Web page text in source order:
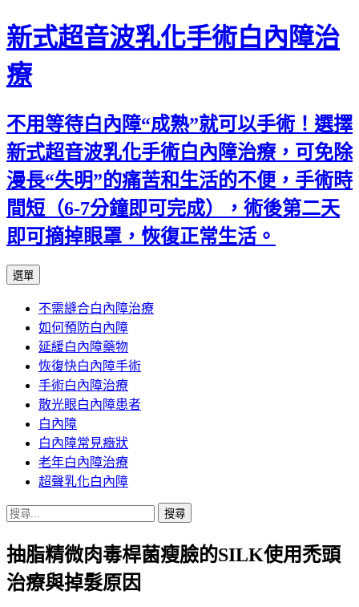
新式超音波乳化手術白內障治
療
不用等待白內障“成熟”就可以手術！選擇
新式超音波乳化手術白內障治療，可免除
漫長“失明”的痛苦和生活的不便，手術時
間短（6-7分鐘即可完成），術後第二天
即可摘掉眼罩，恢復正常生活。
選單
主
要
內
容
不需縫合白內障治療
如何預防白內障
延緩白內障藥物
恢復快白內障手術
手術白內障治療
散光眼白內障患者
白內障
白內障常見癥狀
老年白內障治療
超聲乳化白內障
搜
關
鍵
字:
抽脂精微肉毒桿菌瘦臉的SILK使用禿頭
治療與掉髮原因